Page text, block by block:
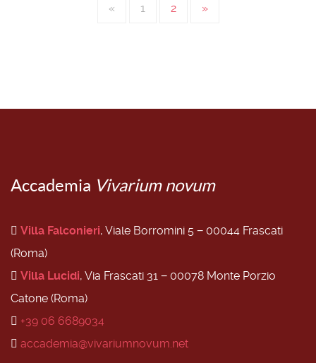
« 1 2 »
Accademia Vivarium novum
Villa Falconieri, Viale Borromini 5 − 00044 Frascati
(Roma)
Villa Lucidi, Via Frascati 31 − 00078 Monte Porzio
Catone (Roma)
+39 06 6689034
accademia@vivariumnovum.net